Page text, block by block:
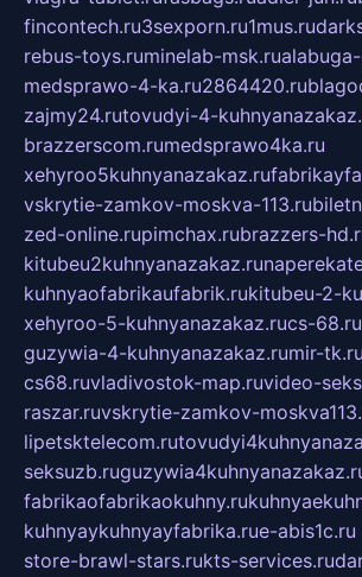
fincontech.ru3sexporn.ru1mus.ru
rebus-toys.ruminelab-msk.ru
medsprawo-4-ka.ru2864420.ru
zajmy24.rutovudyi-4-
brazzerscom.rumedsprawo4ka.ru
xehyroo5kuhnyanazakaz.ru
vskrytie-zamkov-moskva-113.ru
zed-online.rupimchax.rubrazzers-
kitubeu2kuhnyanazakaz.ru
kuhnyaofabrikaufabrik.rukitubeu-2-
xehyroo-5-kuhnyanazakaz.rucs-68.ru
guzywia-4-kuhnyanazakaz.rumir-tk.ru
cs68.ruvladivostok-map.ruvideo-
raszar.ruvskrytie-zamkov-
lipetsktelecom.ru
seksuzb.ru
fabrikaofabrikaokuhny.ru
kuhnyaykuhnyayfabrika.rue-abis1c.ru
store-brawl-stars.rukts-services.ru